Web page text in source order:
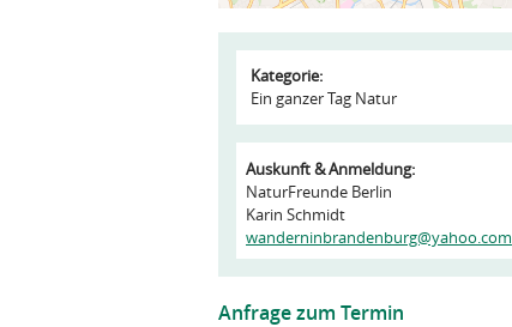
Kategorie:
Ein ganzer Tag Natur
Auskunft & Anmeldung:
NaturFreunde Berlin
Karin Schmidt
wanderninbrandenburg@yahoo.com
Anfrage zum Termin